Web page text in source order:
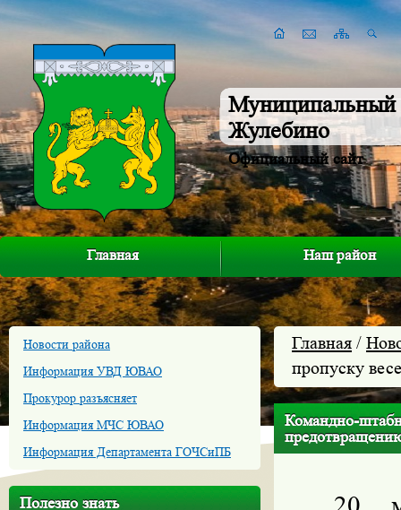
Муниципальный
Жулебино
Официальный сайт
Главная Наш район
Новости района
Информация УВД ЮВАО
Прокурор разъясняет
Информация МЧС ЮВАО
Информация Департамента ГОЧСиПБ
Полезно знать
Главная /
пропуску
Командно-